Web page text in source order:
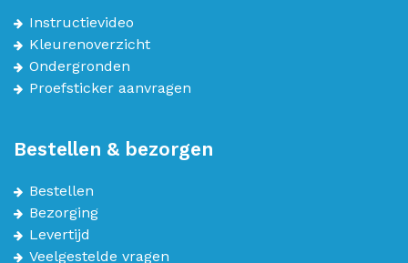
Instructievideo
Kleurenoverzicht
Ondergronden
Proefsticker aanvragen
Bestellen & bezorgen
Bestellen
Bezorging
Levertijd
Veelgestelde vragen